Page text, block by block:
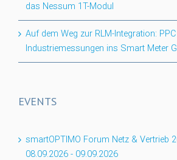
das Nessum 1T-Modul
Auf dem Weg zur RLM-Integration:
Industriemessungen ins Smart Meter
EVENTS
smartOPTIMO Forum Netz & Vertrieb
08.09.2026 - 09.09.2026